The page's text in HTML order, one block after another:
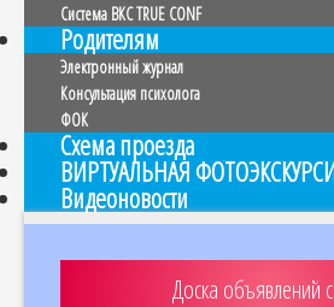
Система ВКС TRUE CONF
Родителям
Электронный журнал
Консультация психолога
ФОК
Схема проезда
ВИРТУАЛЬНАЯ
Видеоновости
Доска объявлений